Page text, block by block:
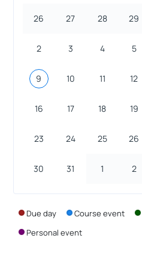
26 27 28 29
2 3 4 5
9 10 11 12
16 17 18 19
23 24 25 26
30 31 1 2
Due day Course event
Personal event